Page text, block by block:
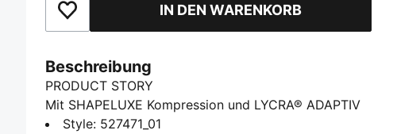
Zu Favoriten hinzufügenIN DEN WARENKORB
Beschreibung
PRODUCT STORY
Mit SHAPELUXE Kompression und LYCRA® ADAPTIV
Fasern für eine körperbetonende Passform, die sich
Style: 527471_01